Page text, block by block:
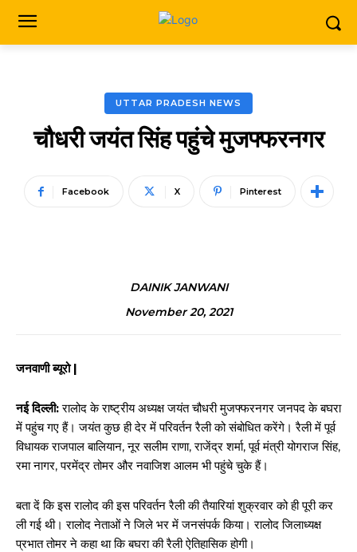
UTTAR PRADESH NEWS
चौधरी जयंत सिंह पहुंचे मुजफ्फरनगर
Facebook X Pinterest
DAINIK JANWANI
November 20, 2021
जनवाणी ब्यूरो |
नई दिल्ली:रालोद के राष्ट्रीय अध्यक्ष जयंत चौधरी मुजफ्फरनगर जनपद के बघरा
में पहुंच गए हैं। जयंत कुछ ही देर में परिवर्तन रैली को संबोधित करेंगे। रैली में पूर्व
विधायक राजपाल बालियान, नूर सलीम राणा, राजेंद्र शर्मा, पूर्व मंत्री योगराज सिंह,
रमा नागर, परमेंद्र तोमर और नवाजिश आलम भी पहुंचे चुके हैं।
बता दें कि इस रालोद की इस परिवर्तन रैली की तैयारियां शुक्रवार को ही पूरी कर
ली गई थी। रालोद नेताओं ने जिले भर में जनसंपर्क किया। रालोद जिलाध्यक्ष
प्रभात तोमर ने कहा था कि बघरा की रैली ऐतिहासिक होगी।